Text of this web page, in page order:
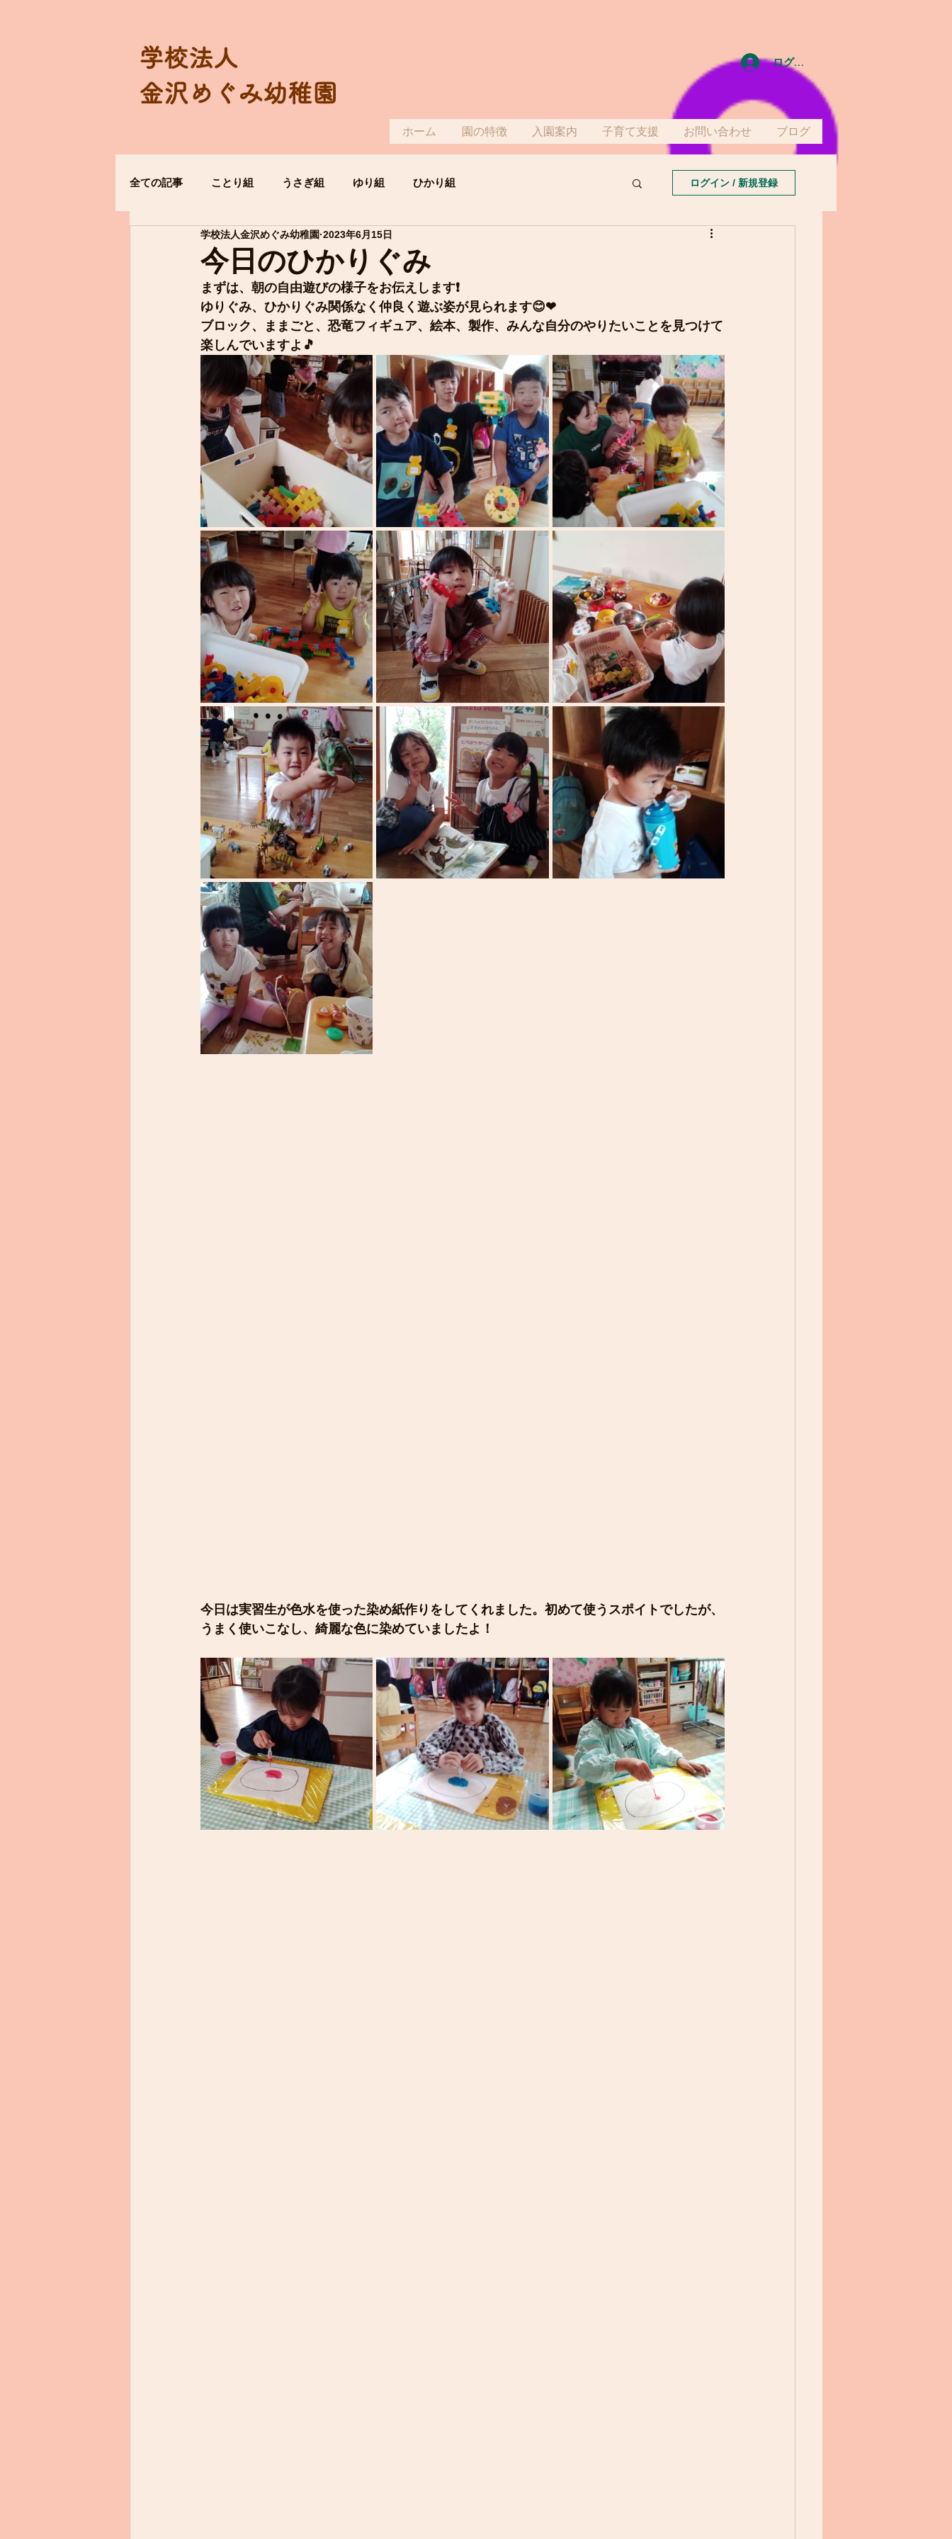
学校法人
金沢めぐみ幼稚園
ログイン
ホーム 園の特徴 入園案内 子育て支援 お問い合わせ ブログ
全ての記事 ことり組 うさぎ組 ゆり組 ひかり組 ログイン / 新規登録
今日のひかりぐみ
学校法人金沢めぐみ幼稚園 2023年6月15日
まずは、朝の自由遊びの様子をお伝えします❗
ゆりぐみ、ひかりぐみ関係なく仲良く遊ぶ姿が見られます😊❤
ブロック、ままごと、恐竜フィギュア、絵本、製作、みんな自分のやりたいことを見つけて
楽しんでいますよ🎵
今日は実習生が色水を使った染め紙作りをしてくれました。初めて使うスポイトでしたが、
うまく使いこなし、綺麗な色に染めていましたよ！